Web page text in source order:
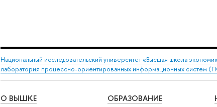
Национальный исследовательский университет «Высшая школа
лаборатория процессно-ориентированных информационных систем
О ВЫШКЕ ОБРАЗОВАНИЕ